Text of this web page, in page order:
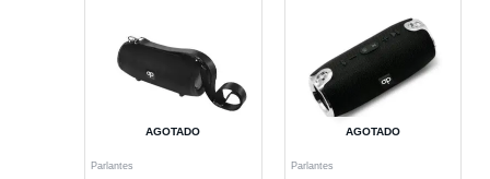
AGOTADO
Parlantes
AGOTADO
Parlantes